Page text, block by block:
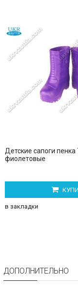
Детские сапоги пенка
фиолетовые
в закладки
ДОПОЛНИТЕЛЬНО